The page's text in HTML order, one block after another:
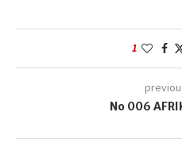
1
No 006